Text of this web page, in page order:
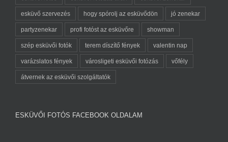
esküvő szervezés hogy spórolj az esküvődön jó zenekar
partyzenekar profi fotóst az esküvőre showman
szép esküvői fotók terem díszítő fények valentin nap
varázslatos fények városligeti esküvői fotózás vőfély
átvernek az esküvői szolgáltatók
ESKÜVŐI FOTÓS FACEBOOK OLDALAM